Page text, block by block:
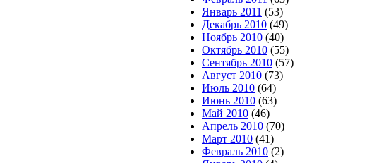
Январь 2011 (53)
Декабрь 2010 (49)
Ноябрь 2010 (40)
Октябрь 2010 (55)
Сентябрь 2010 (57)
Август 2010 (73)
Июль 2010 (64)
Июнь 2010 (63)
Май 2010 (46)
Апрель 2010 (70)
Март 2010 (41)
Февраль 2010 (2)